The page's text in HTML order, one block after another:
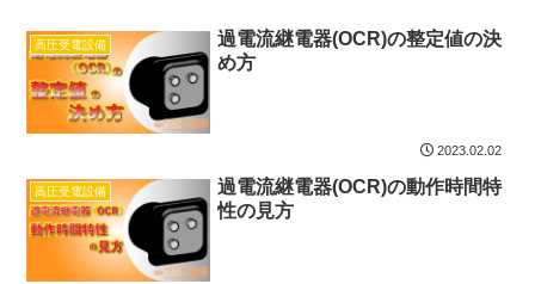
高圧受電設備
過電流継電器(OCR)の整定値の決
め方
2023.02.02
高圧受電設備
過電流継電器(OCR)の動作時間特
性の見方